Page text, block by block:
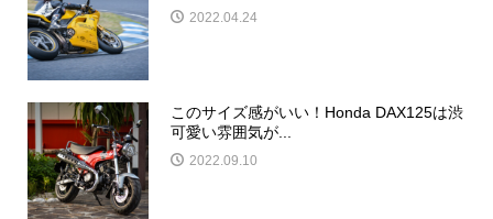
2022.04.24
このサイズ感がいい！Honda DAX125は渋
可愛い雰囲気が...
2022.09.10